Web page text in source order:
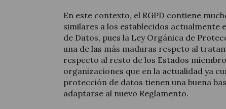
En este contexto, el RGPD contiene
similares a los establecidos actualmente
de Datos, pues la Ley Orgánica de
una de las más maduras respeto al
respecto al resto de los Estados
organizaciones que en la actualidad ya
protección de datos tienen una buena
adaptarse al nuevo Reglamento.